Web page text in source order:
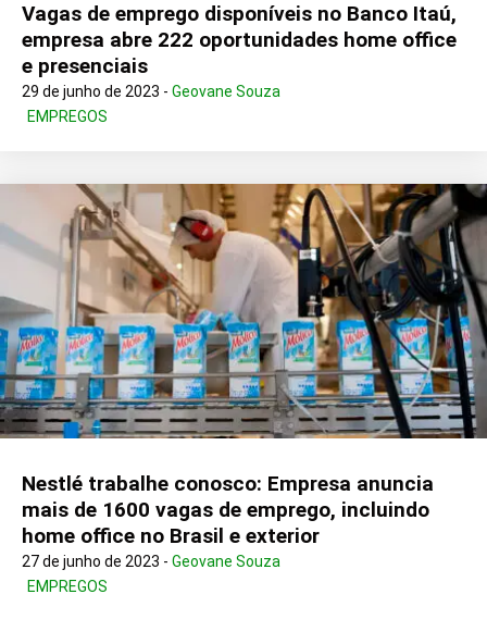
Vagas de emprego disponíveis no Banco Itaú,
empresa abre 222 oportunidades home office
e presenciais
29 de junho de 2023 - Geovane Souza
EMPREGOS
Nestlé trabalhe conosco: Empresa anuncia
mais de 1600 vagas de emprego, incluindo
home office no Brasil e exterior
27 de junho de 2023 - Geovane Souza
EMPREGOS